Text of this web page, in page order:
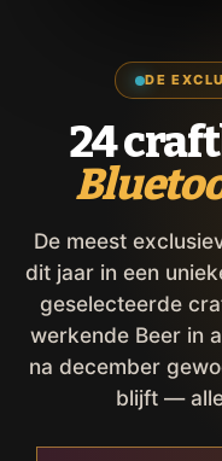
DE
24
De meest
dit jaar in een
geselecteerde
werkende Beer in
na december
blijft —